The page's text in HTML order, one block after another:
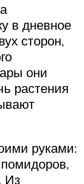
в дневное
сторон,
они
растения
руками:
Из